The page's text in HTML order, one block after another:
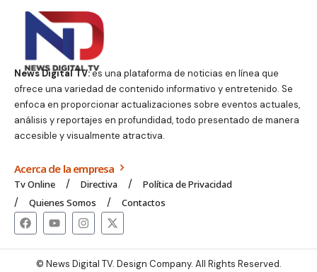
News Digital TV:es una plataforma de noticias en línea que
ofrece una variedad de contenido informativo y entretenido. Se
enfoca en proporcionar actualizaciones sobre eventos actuales,
análisis y reportajes en profundidad, todo presentado de manera
accesible y visualmente atractiva.
Acerca de la empresa
Tv Online Directiva
Política de Privacidad
Quienes Somos
Contactos
© News Digital TV. Design Company. All Rights Reserved.